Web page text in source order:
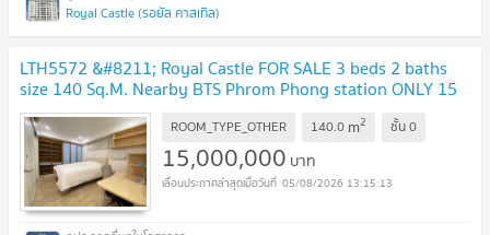
Royal Castle (รอยัล คาสเทิล)
LTH5572 &#8211; Royal Castle FOR SALE 3 beds 2 baths
size 140 Sq.M. Nearby BTS Phrom Phong station ONLY 15
MB
ROOM_TYPE_OTHER 140.0 m2 ชั้น0
15,000,000 บาท
05/08/2026 13:15:13